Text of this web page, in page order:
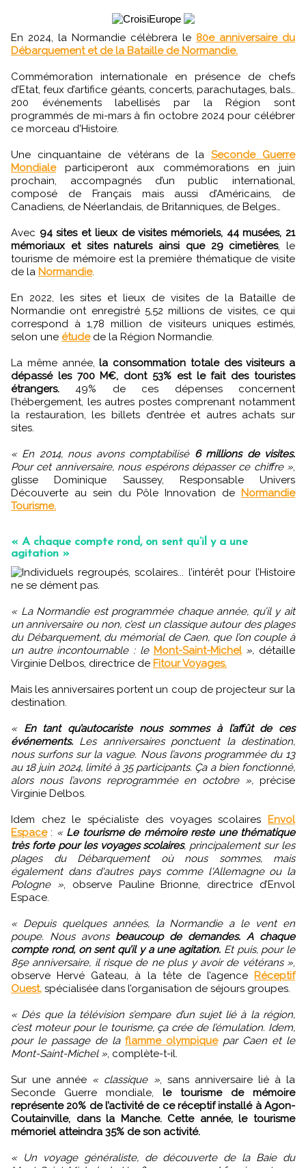
En 2024, la Normandie célèbrera le 80e anniversaire du
Débarquement et de la Bataille de Normandie.
Commémoration internationale en présence de chefs
d’Etat, feux d’artifice géants, concerts, parachutages, bals…
200 événements labellisés par la Région sont
programmés de mi-mars à fin octobre 2024 pour célébrer
ce morceau d'Histoire.
Une cinquantaine de vétérans de laSeconde Guerre
Mondialeparticiperont aux commémorations en juin
prochain, accompagnés d’un public international,
composé de Français mais aussi d’Américains, de
Canadiens, de Néerlandais, de Britanniques, de Belges…
Avec 94 sites et lieux de visites mémoriels, 44 musées, 21
mémoriaux et sites naturels ainsi que 29 cimetières, le
tourisme de mémoire est la première thématique de visite
de la Normandie.
En 2022, les sites et lieux de visites de la Bataille de
Normandie ont enregistré 5,52 millions de visites, ce qui
correspond à 1,78 million de visiteurs uniques estimés,
selon une étudede la Région Normandie.
La même année,la consommation totale des visiteurs a
dépassé les 700 M€, dont 53% est le fait des touristes
étrangers. 49% de ces dépenses concernent
l’hébergement, les autres postes comprenant notamment
la restauration, les billets d’entrée et autres achats sur
sites.
« En 2014, nous avons comptabilisé 6 millions de visites.
Pour cet anniversaire, nous espérons dépasser ce chiffre »,
glisse Dominique Saussey, Responsable Univers
Découverte au sein du Pôle Innovation de Normandie
Tourisme.
« A chaque compte rond, on sent qu’il y a une
agitation »
Individuels regroupés, scolaires... l’intérêt pour l’Histoire
ne se dément pas.
« La Normandie est programmée chaque année, qu’il y ait
un anniversaire ou non, c’est un classique autour des plages
du Débarquement, du mémorial de Caen, que l’on couple à
un autre incontournable : le Mont-Saint-Michel », détaille
Virginie Delbos, directrice de Fitour Voyages.
Mais les anniversaires portent un coup de projecteur sur la
destination.
« En tant qu’autocariste nous sommes à l’affût de ces
événements. Les anniversaires ponctuent la destination,
nous surfons sur la vague. Nous l’avons programmée du 13
au 18 juin 2024, limité à 35 participants. Ça a bien fonctionné,
alors nous l’avons reprogrammée en octobre », précise
Virginie Delbos.
Idem chez le spécialiste des voyages scolaires Envol
Espace: « Le tourisme de mémoire reste une thématique
très forte pour les voyages scolaires, principalement sur les
plages du Débarquement où nous sommes, mais
également dans d'autres pays comme l'Allemagne ou la
Pologne », observe Pauline Brionne, directrice d’Envol
Espace.
« Depuis quelques années, la Normandie a le vent en
poupe. Nous avons beaucoup de demandes. A chaque
compte rond, on sent qu’il y a une agitation. Et puis, pour le
85e anniversaire, il risque de ne plus y avoir de vétérans »,
observe Hervé Gateau, à la tête de l’agence Réceptif
Ouest, spécialisée dans l’organisation de séjours groupes.
« Dès que la télévision s’empare d’un sujet lié à la région,
c’est moteur pour le tourisme, ça crée de l’émulation. Idem,
pour le passage de la flamme olympique par Caen et le
Mont-Saint-Michel », complète-t-il.
Sur une année « classique », sans anniversaire lié à la
Seconde Guerre mondiale, le tourisme de mémoire
représente 20% de l’activité de ce réceptif installé à Agon-
Coutainville, dans la Manche. Cette année, le tourisme
mémoriel atteindra 35% de son activité.
« Un voyage généraliste, de découverte de la Baie du